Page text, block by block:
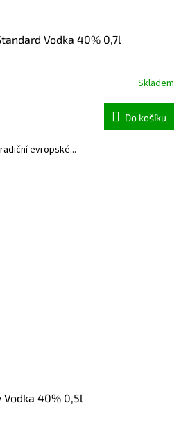
Vodka 40% 0,7l
Skladem
Do košíku
evropské...
Vodka 40% 0,5l